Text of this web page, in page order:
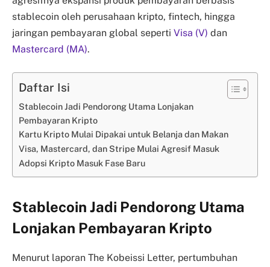
stablecoin oleh perusahaan kripto, fintech, hingga
jaringan pembayaran global seperti Visa (V) dan
Mastercard (MA).
Daftar Isi
Stablecoin Jadi Pendorong Utama Lonjakan
Pembayaran Kripto
Kartu Kripto Mulai Dipakai untuk Belanja dan Makan
Visa, Mastercard, dan Stripe Mulai Agresif Masuk
Adopsi Kripto Masuk Fase Baru
Stablecoin Jadi Pendorong Utama
Lonjakan Pembayaran Kripto
Menurut laporan The Kobeissi Letter, pertumbuhan